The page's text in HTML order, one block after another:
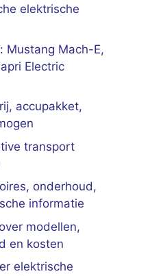
elektrische
Mustang Mach-E,
Electric
accupakket,
transport
onderhoud,
informatie
modellen,
en kosten
elektrische